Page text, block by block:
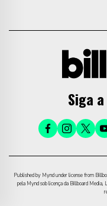
Siga
Published by Mynd under license from
pela Mynd sob licença da Billboard Media,